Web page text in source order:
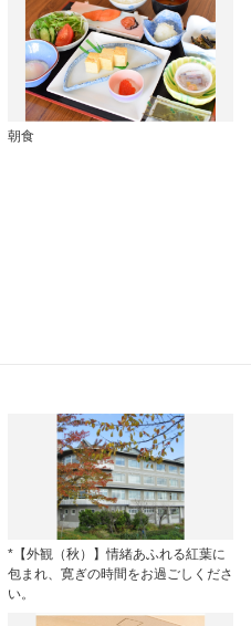
朝食
*【外観（秋）】情緒あふれる紅葉に
包まれ、寛ぎの時間をお過ごしくださ
い。